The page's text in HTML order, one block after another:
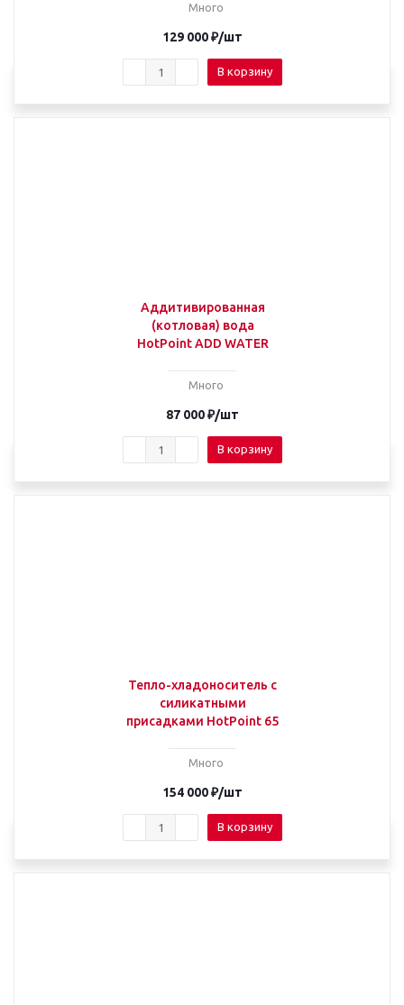
Много
129 000₽/шт
В корзину
Аддитивированная
(котловая) вода
HotPoint ADD WATER
Много
87 000₽/шт
В корзину
Тепло-хладоноситель с
силикатными
присадками HotPoint 65
Много
154 000₽/шт
В корзину